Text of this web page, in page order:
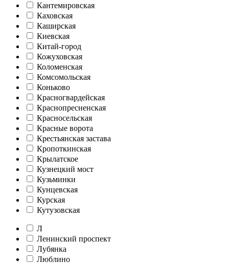
Кантемировская
Каховская
Каширская
Киевская
Китай-город
Кожуховская
Коломенская
Комсомольская
Коньково
Красногвардейская
Краснопресненская
Красносельская
Красные ворота
Крестьянская застава
Кропоткинская
Крылатское
Кузнецкий мост
Кузьминки
Кунцевская
Курская
Кутузовская
Л
Ленинский проспект
Лубянка
Люблино